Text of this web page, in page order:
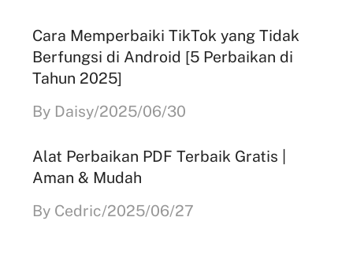
Cara Memperbaiki TikTok yang Tidak
Berfungsi di Android [5 Perbaikan di
Tahun 2025]
By Daisy/2025/06/30
Alat Perbaikan PDF Terbaik Gratis |
Aman & Mudah
By Cedric/2025/06/27